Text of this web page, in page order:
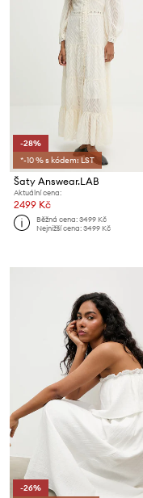
-28%
*-10 % s kódem: LST
Šaty Answear.LAB
Aktuální cena:
2499 Kč
Běžná cena:3499 Kč
Nejnižší cena:3499 Kč
-26%